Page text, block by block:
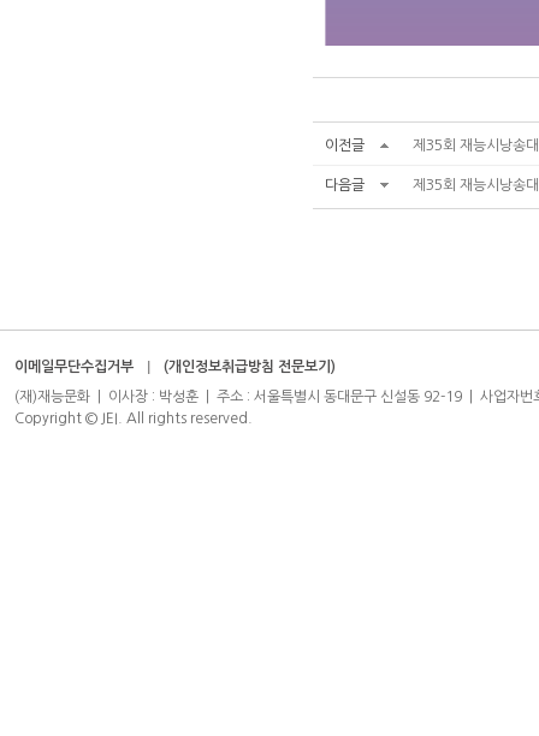
이전글 제35회 재능시낭송
다음글 제35회 재능시낭송
이메일무단수집거부 (개인정보취급방침 전문보기)
(재)재능문화 | 이사장 : 박성훈 | 주소 : 서울특별시 동대문구 신설동 92-19 | 사
Copyright © JEI. All rights reserved.